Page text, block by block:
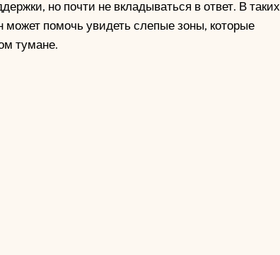
но почти не вкладываться в ответ. В таких
помочь увидеть слепые зоны, которые
тумане.